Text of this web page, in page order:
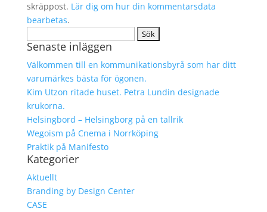
skräppost. Lär dig om hur din kommentarsdata
bearbetas.
efter:
Senaste inläggen
Välkommen till en kommunikationsbyrå som har ditt
varumärkes bästa för ögonen.
Kim Utzon ritade huset. Petra Lundin designade
krukorna.
Helsingbord – Helsingborg på en tallrik
Wegoism på Cnema i Norrköping
Praktik på Manifesto
Kategorier
Aktuellt
Branding by Design Center
CASE